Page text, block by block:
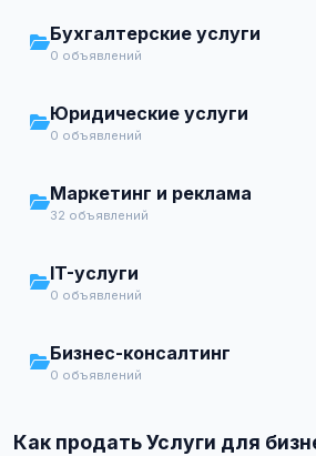
Бухгалтерские услуги
0 объявлений
Юридические услуги
0 объявлений
Маркетинг и реклама
32 объявлений
IT-услуги
0 объявлений
Бизнес-консалтинг
0 объявлений
Как продать Услуги для